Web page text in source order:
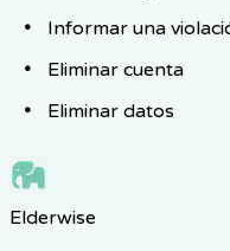
Informar una
Eliminar cuenta
Eliminar datos
Elderwise